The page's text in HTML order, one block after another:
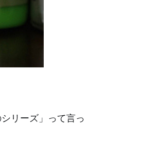
リーズ」って言っ